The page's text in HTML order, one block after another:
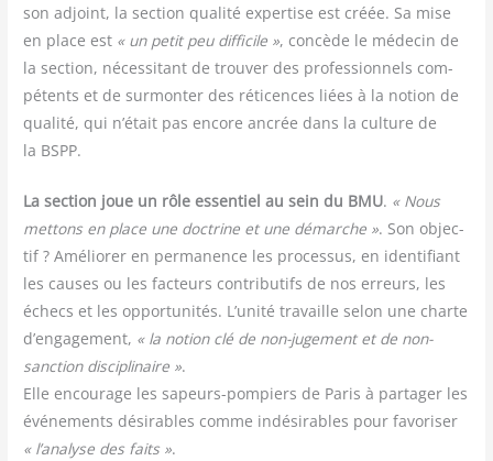
son adjoint, la sec­tion qua­li­té exper­tise est créée. Sa mise
en place est « un petit peu dif­fi­cile », concède le méde­cin de
la sec­tion, néces­si­tant de trou­ver des pro­fes­sion­nels com­
pé­tents et de sur­mon­ter des réti­cences liées à la notion de
qua­li­té, qui n’était pas encore ancrée dans la culture de
la BSPP.
La sec­tion joue un rôle essen­tiel au sein du BMU. « Nous
met­tons en place une doc­trine et une démarche ». Son objec­
tif ? Amé­lio­rer en per­ma­nence les pro­ces­sus, en iden­ti­fiant
les causes ou les fac­teurs contri­bu­tifs de nos erreurs, les
échecs et les oppor­tu­ni­tés. L’unité tra­vaille selon une charte
d’engagement, « la notion clé de non-juge­ment et de non-
sanc­tion dis­ci­pli­naire ».
Elle encou­rage les sapeurs-pom­piers de Paris à par­ta­ger les
évé­ne­ments dési­rables comme indé­si­rables pour favo­ri­ser
« l’analyse des faits ».